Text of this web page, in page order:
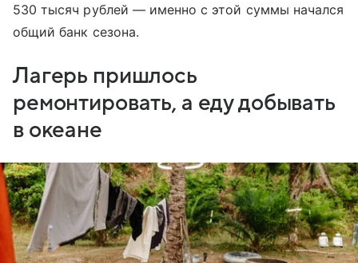
530 тысяч рублей — именно с этой суммы начался
общий банк сезона.
Лагерь пришлось
ремонтировать, а еду добывать
в океане